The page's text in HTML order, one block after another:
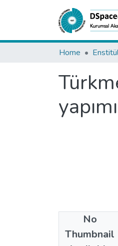
Home
yapımı
No
Thumbnail
2003